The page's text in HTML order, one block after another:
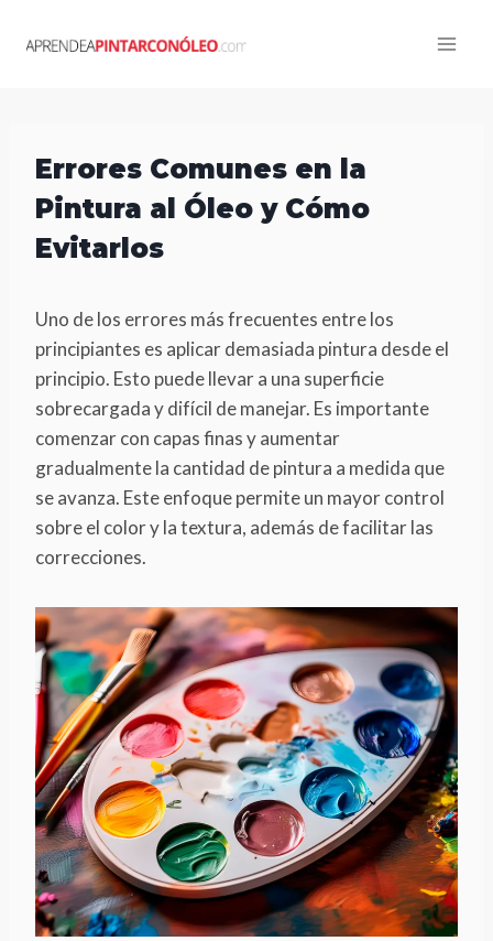
Errores Comunes en la
Pintura al Óleo y Cómo
Evitarlos
Uno de los errores más frecuentes entre los
principiantes es aplicar demasiada pintura desde el
principio. Esto puede llevar a una superficie
sobrecargada y difícil de manejar. Es importante
comenzar con capas finas y aumentar
gradualmente la cantidad de pintura a medida que
se avanza. Este enfoque permite un mayor control
sobre el color y la textura, además de facilitar las
correcciones.